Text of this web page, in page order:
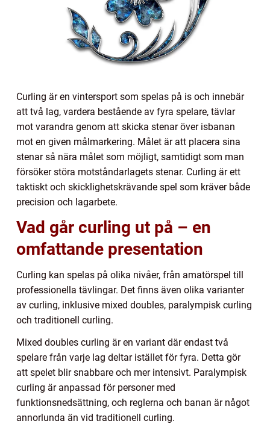
Curling är en vintersport som spelas på is och innebär
att två lag, vardera bestående av fyra spelare, tävlar
mot varandra genom att skicka stenar över isbanan
mot en given målmarkering. Målet är att placera sina
stenar så nära målet som möjligt, samtidigt som man
försöker störa motståndarlagets stenar. Curling är ett
taktiskt och skicklighetskrävande spel som kräver både
precision och lagarbete.
Vad går curling ut på – en
omfattande presentation
Curling kan spelas på olika nivåer, från amatörspel till
professionella tävlingar. Det finns även olika varianter
av curling, inklusive mixed doubles, paralympisk curling
och traditionell curling.
Mixed doubles curling är en variant där endast två
spelare från varje lag deltar istället för fyra. Detta gör
att spelet blir snabbare och mer intensivt. Paralympisk
curling är anpassad för personer med
funktionsnedsättning, och reglerna och banan är något
annorlunda än vid traditionell curling.